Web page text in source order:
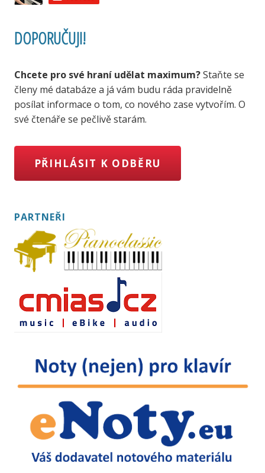
DOPORUČUJI!
Chcete pro své hraní udělat maximum?Staňte se
členy mé databáze a já vám budu ráda pravidelně
posílat informace o tom, co nového zase vytvořím. O
své čtenáře se pečlivě starám.
PŘIHLÁSIT K ODBĚRU
PARTNEŘI